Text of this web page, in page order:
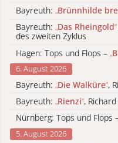
Bayreuth: „Brünnhilde
Bayreuth: „Das Rheingold“
des zweiten Zyklus
Hagen: Tops und Flops – „
6. August 2026
Bayreuth: „Die Walküre“,
Bayreuth: „Rienzi“,
Nürnberg: Tops und Flops
5. August 2026